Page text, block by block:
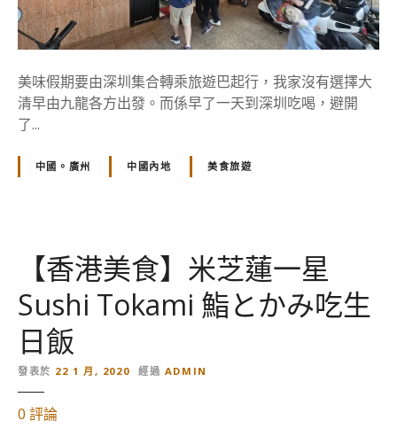
】
米
其
–
腰
記
店
老
字
號
堅
持
的
美味假期要由深圳集合轉乘旅遊巴起行，我家沒有選擇大
清早由九龍各方出發。而係早了一天到深圳吃喝，避開
了...
中國。廣州 中國內地 美食旅遊
【香港美食】米芝蓮一星
Sushi Tokami 鮨とかみ吃生
日飯
發表於 22 1 月, 2020 經過 ADMIN
0 對
評論